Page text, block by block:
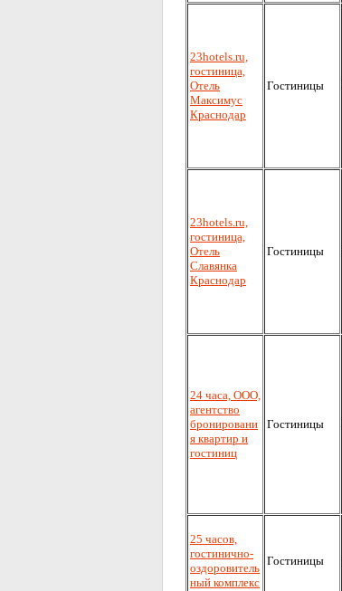
23hotels.ru,
гостиница,
Отель
Максимус
Краснодар
Гостиницы
23hotels.ru,
гостиница,
Отель
Славянка
Краснодар
Гостиницы
24 часа, ООО,
агентство
бронировани
я квартир и
гостиниц
Гостиницы
25 часов,
гостинично-
оздоровитель
ный комплекс
Гостиницы